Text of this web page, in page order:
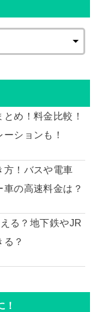
め！料金比較！
ションも！
方！バスや電車
の高速料金は？
る？地下鉄やJR
？
！